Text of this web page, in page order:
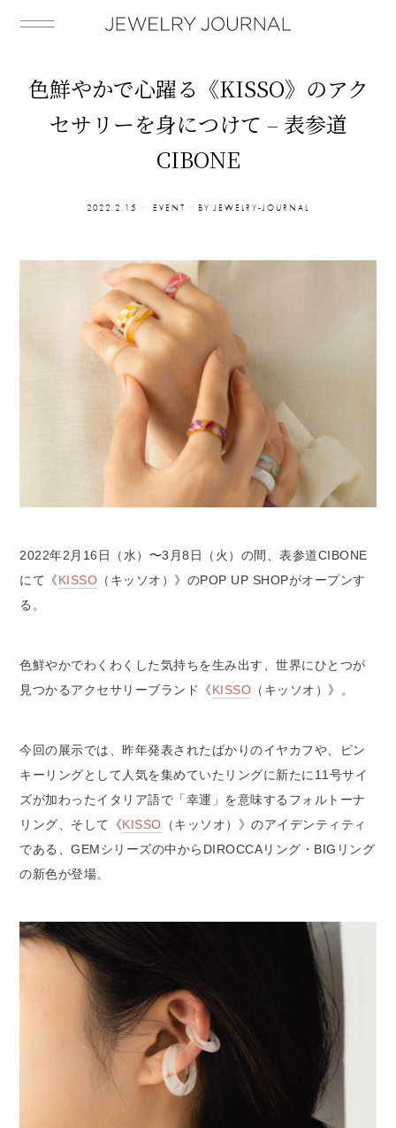
色鮮やかで心躍る《KISSO》のアク
セサリーを身につけて – 表参道
CIBONE
2022.2.15 EVENT BY JEWELRY-JOURNAL
2022年2月16日（水）〜3月8日（火）の間、表参道CIBONE
にて《KISSO （キッソオ）》のPOP UP SHOPがオープンす
る。
色鮮やかでわくわくした気持ちを生み出す、世界にひとつが
見つかるアクセサリーブランド《KISSO （キッソオ）》。
今回の展示では、昨年発表されたばかりのイヤカフや、ピン
キーリングとして人気を集めていたリングに新たに11号サイ
ズが加わったイタリア語で「幸運」を意味するフォルトーナ
リング、そして《KISSO （キッソオ）》のアイデンティティ
である、GEMシリーズの中からDIROCCAリング・BIGリング
の新色が登場。